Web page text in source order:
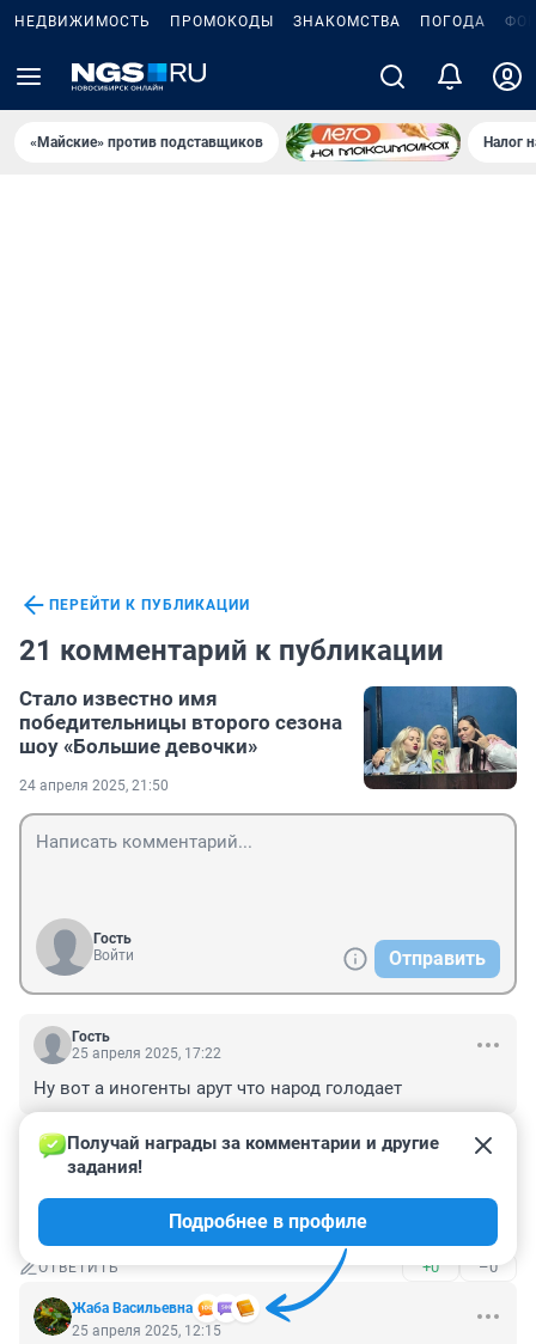
НЕДВИЖИМОСТЬ ПРОМОКОДЫ ЗНАКОМСТВА ПОГОДА
«Майские» против подставщиков Налог
ПЕРЕЙТИ К ПУБЛИКАЦИИ
21 комментарий к публикации
Стало известно имя
победительницы второго сезона
шоу «Большие девочки»
24 апреля 2025, 21:50
Гость
Войти
Отправить
Гость
25 апреля 2025, 17:22
Ну вот а иногенты арут что народ голодает
ОТВЕТИТЬ –0
Гость
Эпоха мерзотного бодипозитива
ОТВЕТИТЬ +0 –0
Жаба Васильевна
Получай награды за комментарии и другие
задания!
Подробнее в профиле
25 апреля 2025, 12:15